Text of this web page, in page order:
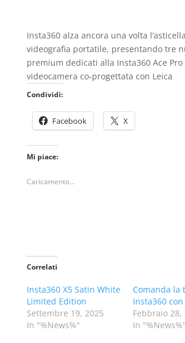
Insta360 alza ancora una volta
videografia portatile, presentando tre
premium dedicati alla Insta360 Ace Pro
videocamera co-progettata con Leica
Condividi:
Facebook X
Mi piace:
Caricamento...
Correlati
Insta360 X5 Satin White
Limited Edition
Settembre 19, 2025
In "%News%"
Comanda la
Insta360
Febbraio 28,
In "%News%"